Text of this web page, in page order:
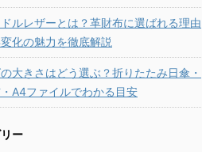
ルレザーとは？革財布に選ばれる理由
化の魅力を徹底解説
大きさはどう選ぶ？折りたたみ日傘・
A4ファイルでわかる目安
ー